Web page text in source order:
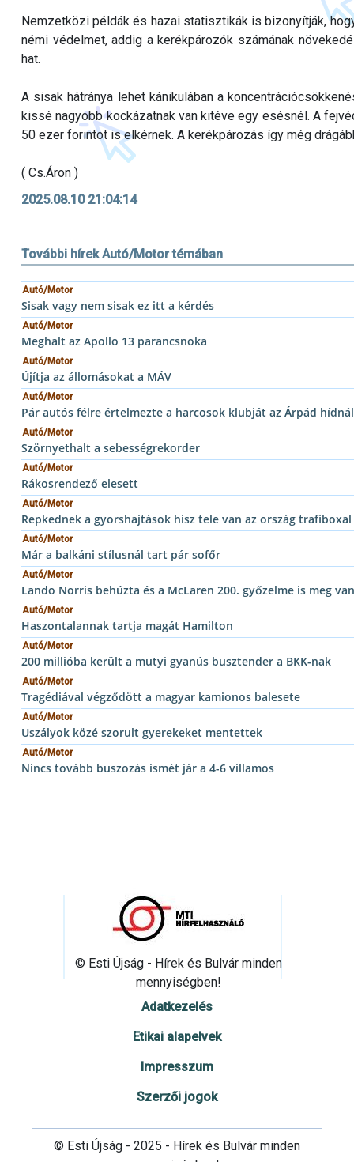
Nemzetközi példák és hazai statisztikák is bizonyítják,
némi védelmet, addig a kerékpározók számának
hat.
A sisak hátránya lehet kánikulában a
kissé nagyobb kockázatnak van kitéve egy esésnél. A
50 ezer forintot is elkérnek. A kerékpározás így még
( Cs.Áron )
2025.08.10 21:04:14
További hírek Autó/Motor témában
Autó/Motor
Sisak vagy nem sisak ez itt a kérdés
Autó/Motor
Meghalt az Apollo 13 parancsnoka
Autó/Motor
Újítja az állomásokat a MÁV
Autó/Motor
Pár autós félre értelmezte a harcosok klubját az Árpád hídnál
Autó/Motor
Szörnyethalt a sebességrekorder
Autó/Motor
Rákosrendező elesett
Autó/Motor
Repkednek a gyorshajtások hisz tele van az ország trafiboxal
Autó/Motor
Már a balkáni stílusnál tart pár sofőr
Autó/Motor
Lando Norris behúzta és a McLaren 200. győzelme is meg van
Autó/Motor
Haszontalannak tartja magát Hamilton
Autó/Motor
200 millióba került a mutyi gyanús busztender a BKK-nak
Autó/Motor
Tragédiával végződött a magyar kamionos balesete
Autó/Motor
Uszályok közé szorult gyerekeket mentettek
Autó/Motor
Nincs tovább buszozás ismét jár a 4-6 villamos
© Esti Újság - Hírek és Bulvár minden
mennyiségben!
Adatkezelés
Etikai alapelvek
Impresszum
Szerzői jogok
© Esti Újság - 2025 - Hírek és Bulvár minden